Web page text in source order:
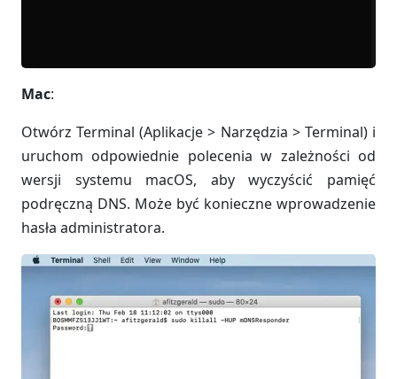
Mac:
Otwórz Terminal (Aplikacje > Narzędzia > Terminal) i
uruchom odpowiednie polecenia w zależności od
wersji systemu macOS, aby wyczyścić pamięć
podręczną DNS. Może być konieczne wprowadzenie
hasła administratora.